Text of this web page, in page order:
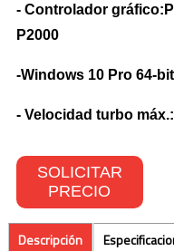
- Controlador
P2000
-Windows 10 Pro 64-
- Velocidad turbo
SOLICITAR
PRECIO
Descripción